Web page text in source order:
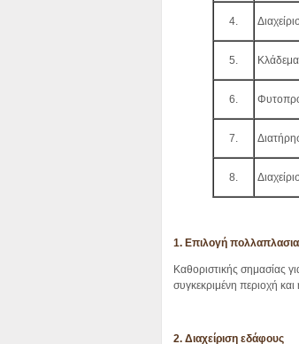
4.
5. Κλάδεμα
6.
7.
8.
1. Επιλογή
Καθοριστικής σημασίας
συγκεκριμένη περιοχή
2. Διαχείριση εδάφους